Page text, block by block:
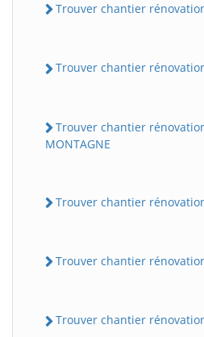
Trouver chantier
Trouver chantier
Trouver chantier rénovation
MONTAGNE
Trouver chantier
Trouver chantier rénovation
Trouver chantier rénovation